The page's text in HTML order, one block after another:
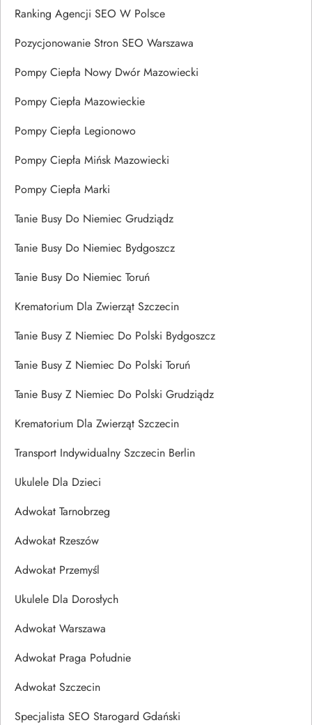
Ranking Agencji SEO W Polsce
Pozycjonowanie Stron SEO Warszawa
Pompy Ciepła Nowy Dwór Mazowiecki
Pompy Ciepła Mazowieckie
Pompy Ciepła Legionowo
Pompy Ciepła Mińsk Mazowiecki
Pompy Ciepła Marki
Tanie Busy Do Niemiec Grudziądz
Tanie Busy Do Niemiec Bydgoszcz
Tanie Busy Do Niemiec Toruń
Krematorium Dla Zwierząt Szczecin
Tanie Busy Z Niemiec Do Polski Bydgoszcz
Tanie Busy Z Niemiec Do Polski Toruń
Tanie Busy Z Niemiec Do Polski Grudziądz
Krematorium Dla Zwierząt Szczecin
Transport Indywidualny Szczecin Berlin
Ukulele Dla Dzieci
Adwokat Tarnobrzeg
Adwokat Rzeszów
Adwokat Przemyśl
Ukulele Dla Dorosłych
Adwokat Warszawa
Adwokat Praga Południe
Adwokat Szczecin
Specjalista SEO Starogard Gdański